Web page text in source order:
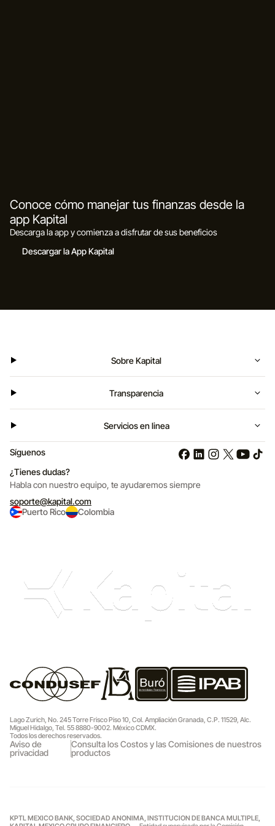
Conoce cómo manejar tus finanzas desde la
app Kapital
Descarga la app y comienza a disfrutar de sus beneficios
Descargar la App Kapital
Sobre Kapital
Transparencia
Servicios en linea
Síguenos
¿Tienes dudas?
Habla con nuestro equipo, te ayudaremos siempre
soporte@kapital.com
Puerto Rico
Colombia
Lago Zurich, No. 245 Torre Frisco Piso 10, Col. Ampliación Granada, C.P. 11529, Alc.
Miguel Hidalgo, Tel. 55 8880-9002. México CDMX.
Todos los derechos reservados.
Aviso de
privacidad
Consulta los Costos y las Comisiones de nuestros
productos
KPTL MEXICO BANK, SOCIEDAD ANONIMA, INSTITUCION DE BANCA MULTIPLE,